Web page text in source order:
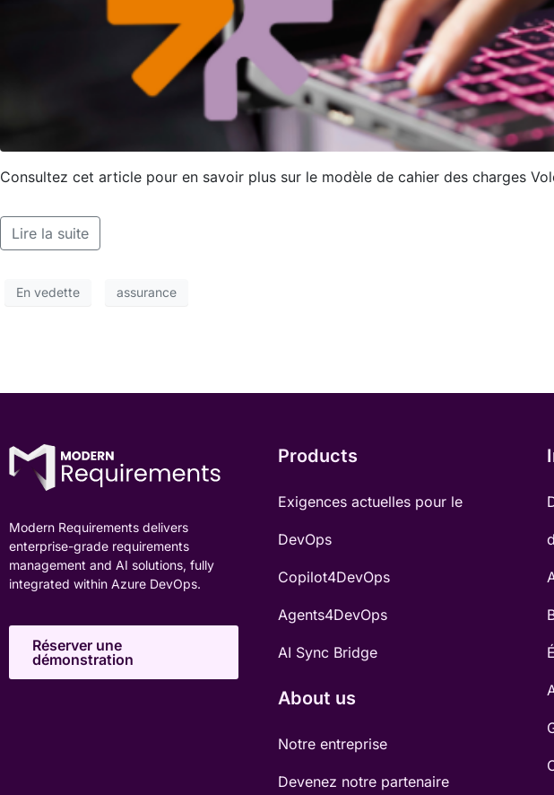
Consultez cet article pour en savoir plus sur le modèle de cahier des charges
Lire la suite
En vedette assurance
Modern Requirements delivers
enterprise-grade requirements
management and AI solutions, fully
integrated within Azure DevOps.
Réserver une
démonstration
Products
Exigences actuelles pour le
DevOps
Copilot4DevOps
Agents4DevOps
AI Sync Bridge
About us
Notre entreprise
Devenez notre partenaire